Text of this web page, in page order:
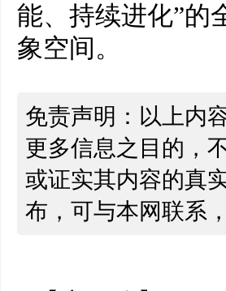
能、持续进化”的
象空间。
免责声明：以上内
更多信息之目的，
或证实其内容的真
布，可与本网联系